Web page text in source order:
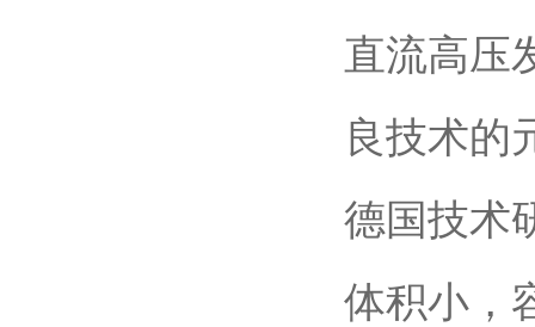
直流高压
良技术的
德国技术
体积小，